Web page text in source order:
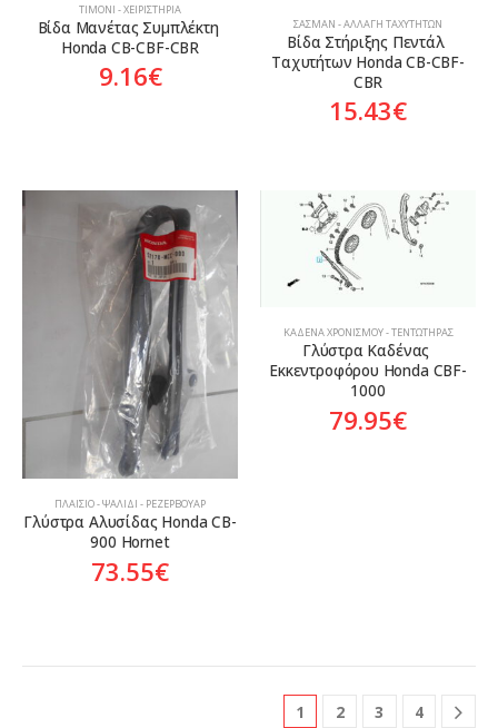
ΤΙΜΌΝΙ - ΧΕΙΡΙΣΤΉΡΙΑ
Βίδα Μανέτας Συμπλέκτη
Honda CB-CBF-CBR
9.16€
ΣΑΣΜΆΝ - ΑΛΛΑΓΉ ΤΑΧΥΤΉΤΩΝ
Βίδα Στήριξης Πεντάλ
Ταχυτήτων Honda CB-CBF-
CBR
15.43€
ΠΛΑΊΣΙΟ - ΨΑΛΊΔΙ - ΡΕΖΕΡΒΟΥΆΡ
Γλύστρα Αλυσίδας Honda CB-
900 Hornet
73.55€
ΚΑΔΈΝΑ ΧΡΟΝΙΣΜΟΎ - ΤΕΝΤΩΤΉΡΑΣ
Γλύστρα Καδένας
Εκκεντροφόρου Honda CBF-
1000
79.95€
1 2 3 4